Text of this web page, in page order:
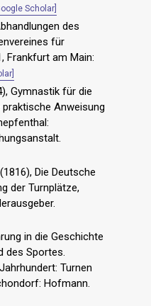
Scholar]
des
für
Frankfurt am Main:
Gymnastik für die
Anweisung
Die Deutsche
der Turnplätze,
in die Geschichte
des Sportes.
Turnen
Hofmann.